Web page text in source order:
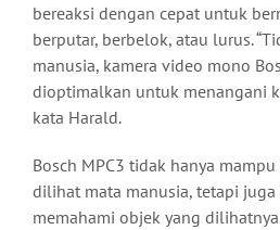
bereaksi dengan cepat untuk
berputar, berbelok, atau lurus.
manusia, kamera video mono
dioptimalkan untuk menangani
kata Harald.
Bosch MPC3 tidak hanya
dilihat mata manusia, tetapi
memahami objek yang